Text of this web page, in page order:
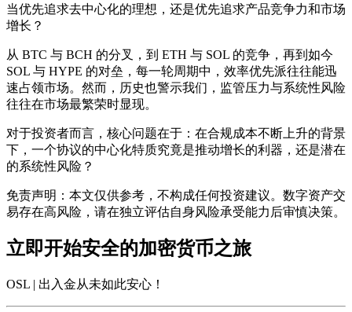
当优先追求去中心化的理想，还是优先追求产品竞争力和市场
增长？
从 BTC 与 BCH 的分叉，到 ETH 与 SOL 的竞争，再到如今
SOL 与 HYPE 的对垒，每一轮周期中，效率优先派往往能迅
速占领市场。然而，历史也警示我们，监管压力与系统性风险
往往在市场最繁荣时显现。
对于投资者而言，核心问题在于：在合规成本不断上升的背景
下，一个协议的中心化特质究竟是推动增长的利器，还是潜在
的系统性风险？
免责声明：本文仅供参考，不构成任何投资建议。数字资产交
易存在高风险，请在独立评估自身风险承受能力后审慎决策。
立即开始安全的加密货币之旅
OSL | 出入金从未如此安心 ！